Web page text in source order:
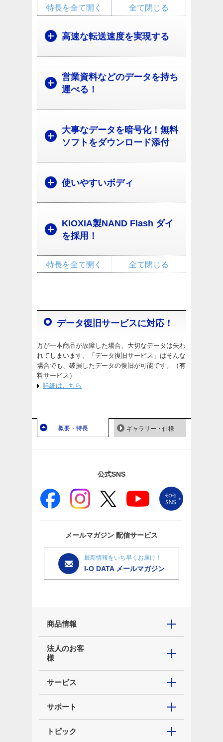
全て閉じる
特長を全て開く
高速な転送速度を実現する
営業資料などのデータを持ち
運べる！
大事なデータを暗号化！無料
ソフトをダウンロード添付
使いやすいボディ
KIOXIA製NAND Flash ダイ
を採用！
全て閉じる
特長を全て開く
データ復旧サービスに対応！
万が一本商品が故障した場合、大切なデータは失わ
れてしまいます。「データ復旧サービス」はそんな
場合でも、破損したデータの復旧が可能です。（有
料サービス）
詳細はこちら
概要・特長 ギャラリー・仕様
公式SNS
メールマガジン 配信サービス
最新情報をいち早くお届け！
I-O DATA メールマガジン
商品情報
法人のお客
様
サービス
サポート
トピック